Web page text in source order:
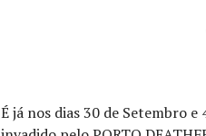
É já nos dias 30 de Setembro